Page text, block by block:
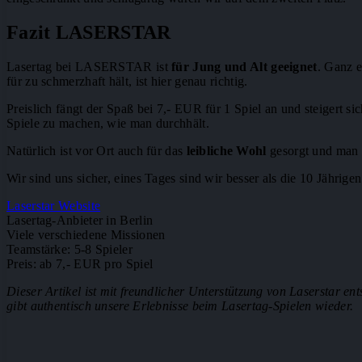
Fazit LASERSTAR
Lasertag bei LASERSTAR istfür Jung und Alt geeignet. Ganz
für zu schmerzhaft hält, ist hier genau richtig.
Preislich fängt der Spaß bei 7,- EUR für 1 Spiel an und steigert
Spiele zu machen, wie man durchhält.
Natürlich ist vor Ort auch für das leibliche Wohl gesorgt und
Wir sind uns sicher, eines Tages sind wir besser als die 10
Laserstar Website
Lasertag-Anbieter in Berlin
Viele verschiedene Missionen
Teamstärke: 5-8 Spieler
Preis: ab 7,- EUR pro Spiel
Dieser Artikel ist mit freundlicher Unterstützung von Laserstar
gibt authentisch unsere Erlebnisse beim Lasertag-Spielen wieder.